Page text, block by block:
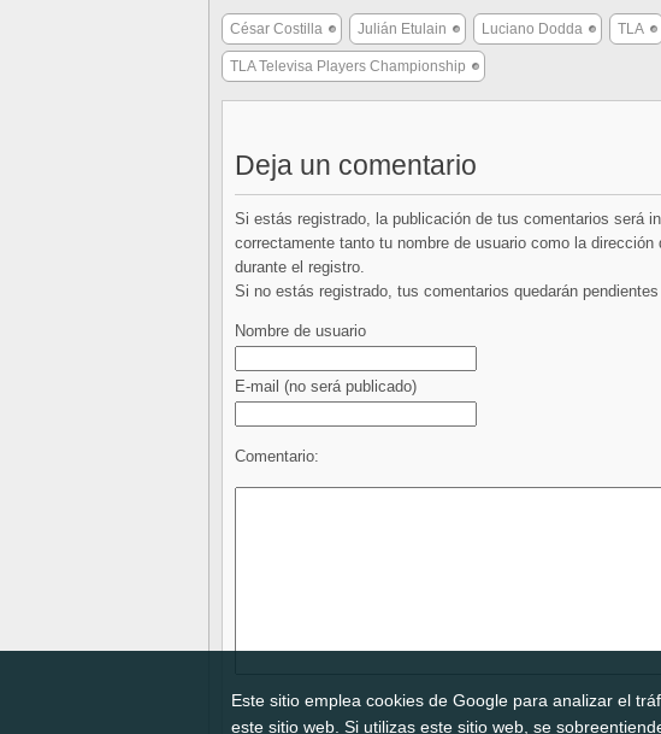
Este sitio emplea cookies de Google para analizar el
este sitio web. Si utilizas este sitio web, se
César Costilla Julián Etulain Luciano Dodda TLA
TLA Televisa Players Championship
Deja un comentario
Si estás registrado, la publicación de tus comentarios será
correctamente tanto tu nombre de usuario como la
durante el registro.
Si no estás registrado, tus comentarios quedarán
Nombre de usuario
E-mail (no será publicado)
Comentario: